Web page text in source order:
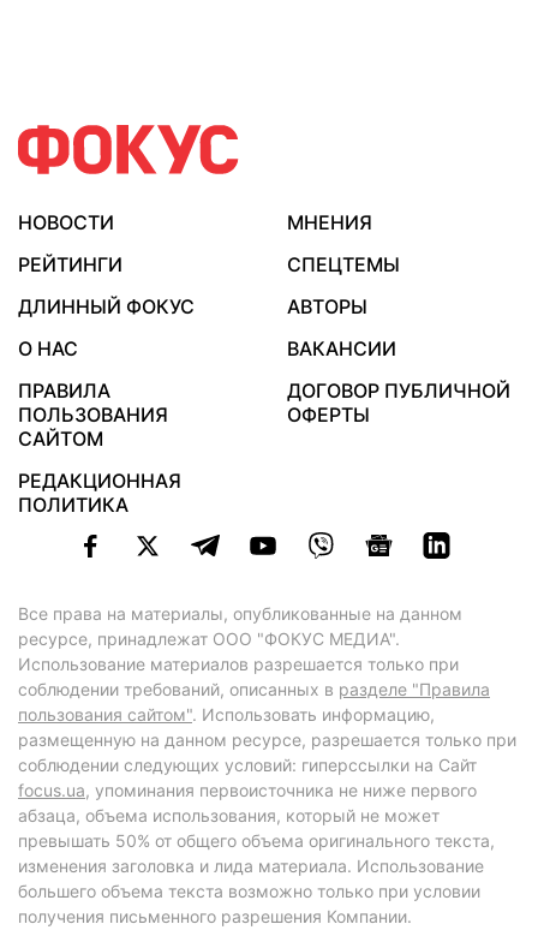
НОВОСТИ
МНЕНИЯ
РЕЙТИНГИ
СПЕЦТЕМЫ
ДЛИННЫЙ ФОКУС
АВТОРЫ
О НАС
ВАКАНСИИ
ПРАВИЛА
ПОЛЬЗОВАНИЯ
САЙТОМ
ДОГОВОР ПУБЛИЧНОЙ
ОФЕРТЫ
РЕДАКЦИОННАЯ
ПОЛИТИКА
Все права на материалы, опубликованные на данном
ресурсе, принадлежат ООО "ФОКУС МЕДИА".
Использование материалов разрешается только при
соблюдении требований, описанных в разделе "Правила
пользования сайтом". Использовать информацию,
размещенную на данном ресурсе, разрешается только при
соблюдении следующих условий: гиперссылки на Сайт
focus.ua, упоминания первоисточника не ниже первого
абзаца, объема использования, который не может
превышать 50% от общего объема оригинального текста,
изменения заголовка и лида материала. Использование
большего объема текста возможно только при условии
получения письменного разрешения Компании.